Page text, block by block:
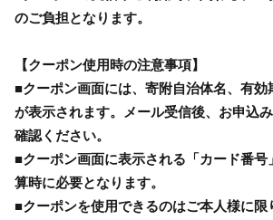
のご負担となります。
【クーポン使用時の注意事項】
■クーポン画面には、寄附自治体名、有効
が表示されます。メール受信後、お申込
確認ください。
■クーポン画面に表示される「カード番号
算時に必要となります。
■クーポンを使用できるのはご本人様に限